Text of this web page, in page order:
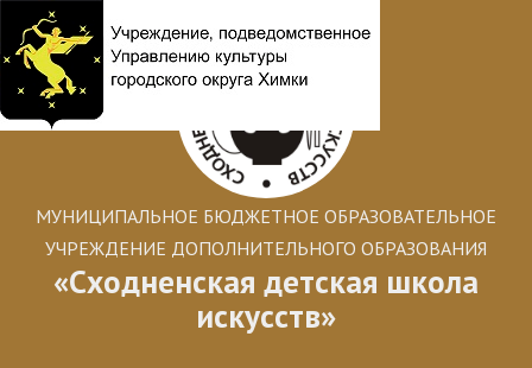
МУНИЦИПАЛЬНОЕ БЮДЖЕТНОЕ ОБРАЗОВАТЕЛЬНОЕ
УЧРЕЖДЕНИЕ ДОПОЛНИТЕЛЬНОГО ОБРАЗОВАНИЯ
«Сходненская детская школа
искусств»